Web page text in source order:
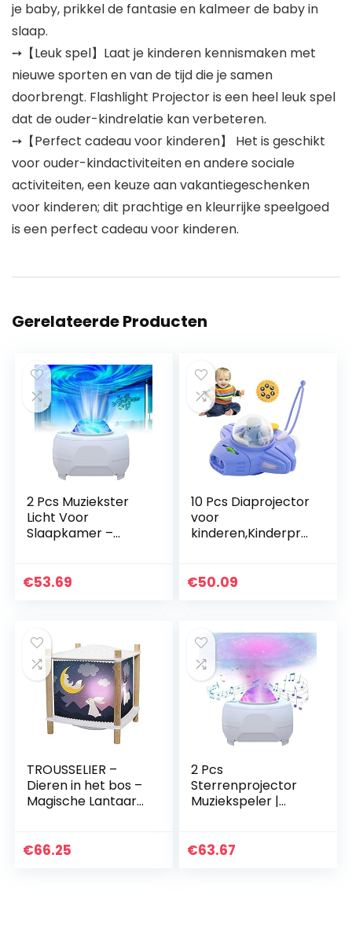
je baby, prikkel de fantasie en kalmeer de baby in
slaap.
➙【Leuk spel】Laat je kinderen kennismaken met
nieuwe sporten en van de tijd die je samen
doorbrengt. Flashlight Projector is een heel leuk spel
dat de ouder-kindrelatie kan verbeteren.
➙【Perfect cadeau voor kinderen】 Het is geschikt
voor ouder-kindactiviteiten en andere sociale
activiteiten, een keuze aan vakantiegeschenken
voor kinderen; dit prachtige en kleurrijke speelgoed
is een perfect cadeau voor kinderen.
Gerelateerde Producten
2 Pcs Muziekster
Licht Voor
Slaapkamer –
Verjaardagscadeau
€53.69
10 Pcs Diaprojector
voor
kinderen,Kinderproj
Projector Fakkels
€50.09
TROUSSELIER –
Dieren in het bos –
Magische Lantaarn
muziek –
€66.25
2 Pcs
Sterrenprojector
Muziekspeler |
moderne
€63.67